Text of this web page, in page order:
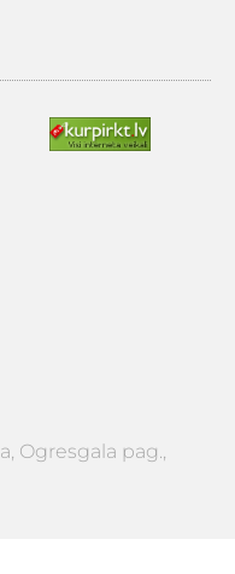
Ogresgala pag.,